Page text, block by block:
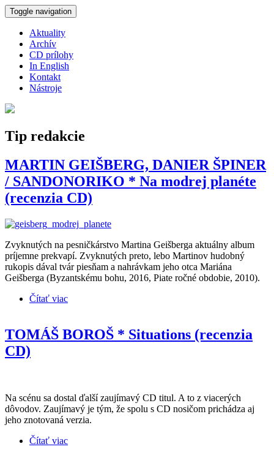
Skočiť na hlavný obsah
Toggle navigation
Aktuality
Archív
CD prílohy
In English
Kontakt
Nástroje
Tip redakcie
MARTIN GEIŠBERG, DANIER ŠPINER
/ SANDONORIKO * Na modrej planéte
(recenzia CD)
Zvyknutých na pesničkárstvo Martina Geišberga aktuálny album
príjemne prekvapí. Zvyknutých preto, lebo Martinov hudobný
rukopis dával tvár piesňam a nahrávkam jeho otca Mariána
Geišberga (Byzantskému bohu, 2016, Piate ročné obdobie, 2010).
Čítať viac
TOMÁŠ BOROŠ * Situations (recenzia
CD)
Na scénu sa dostal ďalší zaujímavý CD titul. A to z viacerých
dôvodov. Zaujímavý je tým, že spolu s CD nosičom prichádza aj
jeho znotovaná verzia.
Čítať viac